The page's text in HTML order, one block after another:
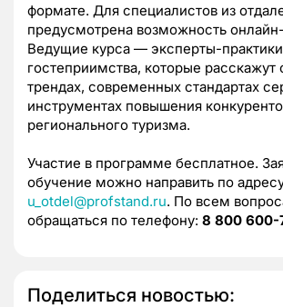
формате. Для специалистов из
предусмотрена возможность
Ведущие курса — эксперты-
гостеприимства, которые расскажут
трендах, современных стандартах
инструментах повышения
регионального туризма.
Участие в программе бесплатное.
обучение можно направить по
u_otdel@profstand.ru. По всем
обращаться по телефону: 8 800 600-
Поделиться новостью: